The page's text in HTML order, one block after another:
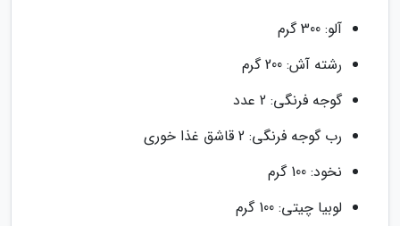
آلو: 300 گرم
رشته آش: 200 گرم
گوجه فرنگی: 2 عدد
رب گوجه فرنگی: 2 قاشق غذا خوری
نخود: 100 گرم
لوبیا چیتی: 100 گرم